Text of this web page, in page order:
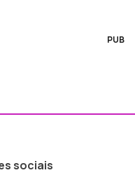
PUB
sociais